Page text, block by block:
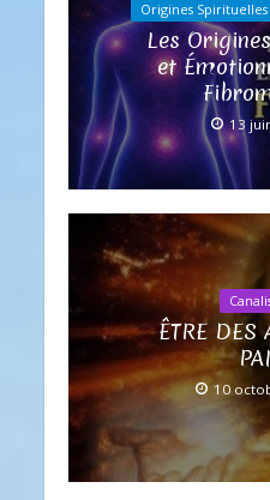
Origines
Les
et
13
ÊTRE DES
10